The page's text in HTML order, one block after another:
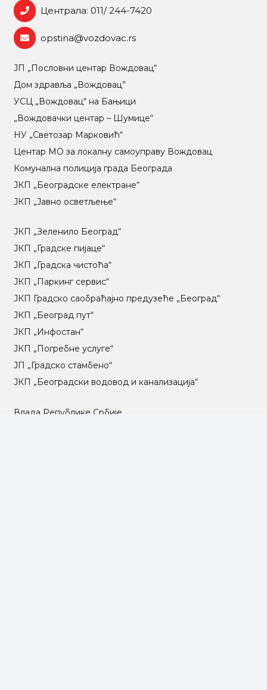
Централа: 011/ 244-7420
opstina@vozdovac.rs
ЈП „Пословни центар Вождовац“
Дом здравља „Вождовац”
УСЦ „Вождовац“ на Бањици
„Вождовачки центар – Шумице“
НУ „Светозар Марковић“
Центар МO за локалну самоуправу Вождовац
Комунална полиција града Београда
ЈКП „Београдске електране“
ЈКП „Јавно осветљење“
ЈКП „Зеленило Београд“
ЈКП „Градске пијаце“
ЈКП „Градска чистоћа“
ЈКП „Паркинг сервис“
ЈКП Градско саобраћајно предузеће „Београд“
ЈКП „Београд пут“
ЈКП „Инфостан“
ЈКП „Погребне услуге“
ЈП „Градско стамбено“
ЈКП „Београдски водовод и канализација“
Влада Републике Србије